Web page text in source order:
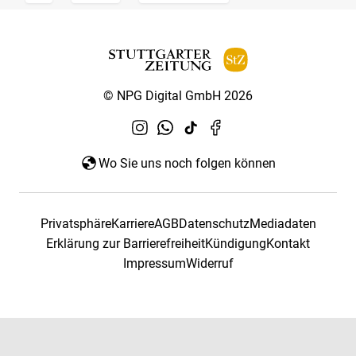
© NPG Digital GmbH 2026
Wo Sie uns noch folgen können
PrivatsphäreKarriereAGBDatenschutzMediadaten
Erklärung zur BarrierefreiheitKündigungKontakt
ImpressumWiderruf